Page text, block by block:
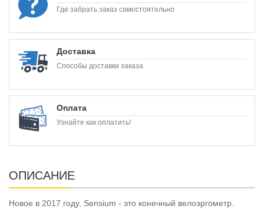
Где забрать заказ самостоятельно
Доставка
Способы доставки заказа
Оплата
Узнайте как оплатить!
ОПИСАНИЕ
Новое в 2017 году, Sensium - это конечный велоэргометр.